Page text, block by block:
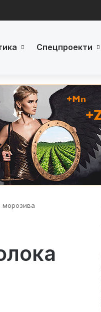
Спецпроекти
морозива